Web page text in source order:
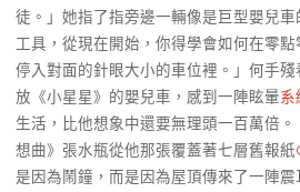
徒。」她指了指旁邊一輛像是巨型嬰兒
工具，從現在開始，你得學會如何在零
停入對面的針眼大小的車位裡。」何手
放《小星星》的嬰兒車，感到一陣眩暈系
生活，比他想象中還要無理頭一百萬倍
想曲》張水瓶從他那張覆蓋著七層舊報紙
是因為鬧鐘，而是因為屋頂傳來了一陣震